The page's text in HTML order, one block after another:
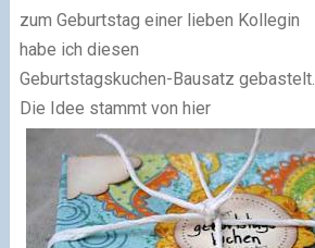
zum Geburtstag einer lieben Kollegin
habe ich diesen
Geburtstagskuchen-Bausatz gebastelt.
Die Idee stammt von hier